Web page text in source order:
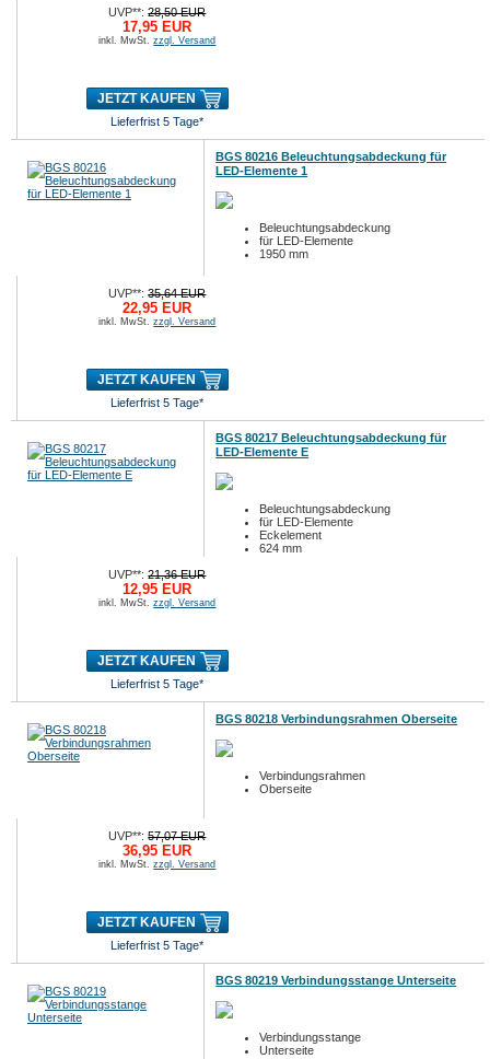
UVP**:28,50 EUR
17,95 EUR
inkl. MwSt.zzgl. Versand
JETZT KAUFEN
Lieferfrist 5 Tage*
BGS 80216 Beleuchtungsabdeckung für
LED-Elemente 1
Beleuchtungsabdeckung
für LED-Elemente
1950 mm
UVP**:35,64 EUR
22,95 EUR
inkl. MwSt.zzgl. Versand
JETZT KAUFEN
Lieferfrist 5 Tage*
BGS 80217 Beleuchtungsabdeckung für
LED-Elemente E
Beleuchtungsabdeckung
für LED-Elemente
Eckelement
624 mm
UVP**:21,36 EUR
12,95 EUR
inkl. MwSt.zzgl. Versand
JETZT KAUFEN
Lieferfrist 5 Tage*
BGS 80218 Verbindungsrahmen Oberseite
Verbindungsrahmen
Oberseite
UVP**:57,07 EUR
36,95 EUR
inkl. MwSt.zzgl. Versand
JETZT KAUFEN
Lieferfrist 5 Tage*
BGS 80219 Verbindungsstange Unterseite
Verbindungsstange
Unterseite